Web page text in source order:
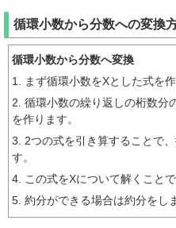
循環小数から分数への変換
循環小数から分数へ変換
1. まず循環小数をXとした式を作
2. 循環小数の繰り返しの桁数分
を作ります。
3. 2つの式を引き算することで
す。
4. この式をXについて解くこと
5. 約分ができる場合は約分をし